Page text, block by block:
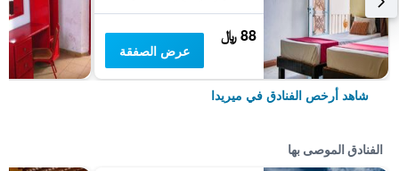
88 ﷼
عرض الصفقة
شاهد أرخص الفنادق في ميريدا
الفنادق الموصى بها